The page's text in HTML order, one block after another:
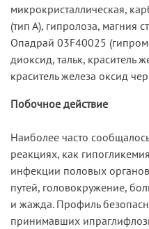
микрокристаллическая,
(тип А), гипролоза, магния
Опадрай 03F40025
диоксид, тальк, краситель
краситель железа оксид
Побочное действие
Наиболее часто
реакциях, как
инфекции половых
путей, головокружение,
и жажда. Профиль
принимавших